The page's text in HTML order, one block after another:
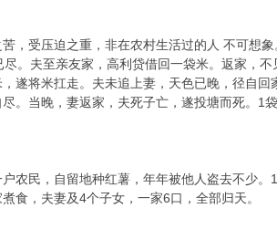
受压迫之重，非在农村生活过的人 不可想
。夫至亲友家，高利贷借回一袋米。返家，
遂将米扛走。夫未追上妻，天色已晚，径自
。当晚，妻返家，夫死子亡，遂投塘而死。1
民，自留地种红薯，年年被他人盗去不少。
食，夫妻及4个子女，一家6口，全部归天。